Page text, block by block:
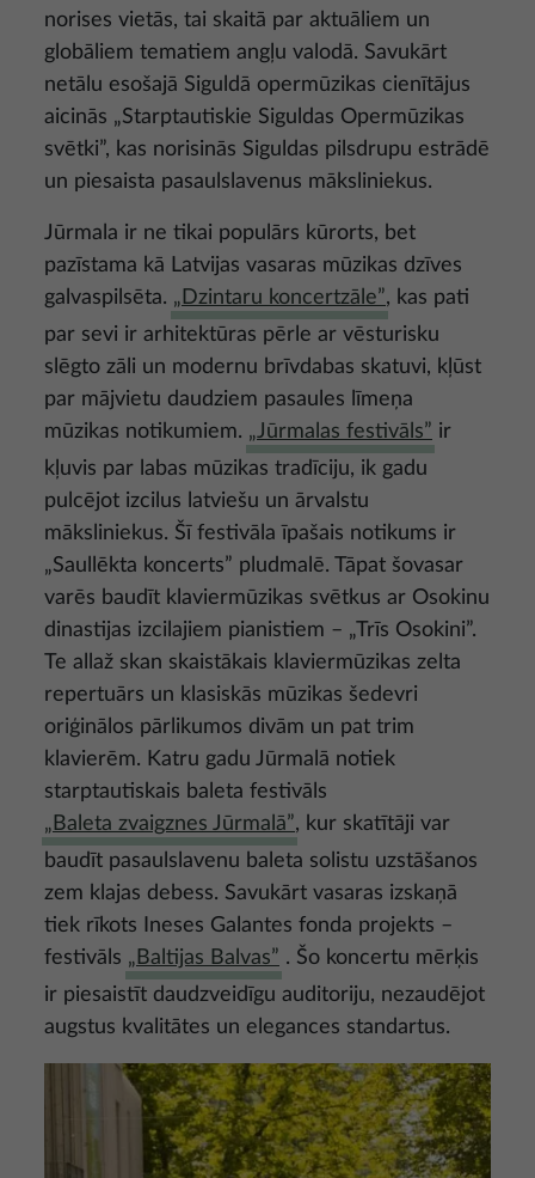
norises vietās, tai skaitā par aktuāliem un
globāliem tematiem angļu valodā. Savukārt
netālu esošajā Siguldā opermūzikas cienītājus
aicinās „Starptautiskie Siguldas Opermūzikas
svētki”, kas norisinās Siguldas pilsdrupu estrādē
un piesaista pasaulslavenus māksliniekus.
Jūrmala ir ne tikai populārs kūrorts, bet
pazīstama kā Latvijas vasaras mūzikas dzīves
galvaspilsēta. „Dzintaru koncertzāle”, kas pati
par sevi ir arhitektūras pērle ar vēsturisku
slēgto zāli un modernu brīvdabas skatuvi, kļūst
par mājvietu daudziem pasaules līmeņa
mūzikas notikumiem. „Jūrmalas festivāls” ir
kļuvis par labas mūzikas tradīciju, ik gadu
pulcējot izcilus latviešu un ārvalstu
māksliniekus. Šī festivāla īpašais notikums ir
„Saullēkta koncerts” pludmalē. Tāpat šovasar
varēs baudīt klaviermūzikas svētkus ar Osokinu
dinastijas izcilajiem pianistiem – „Trīs Osokini”.
Te allaž skan skaistākais klaviermūzikas zelta
repertuārs un klasiskās mūzikas šedevri
oriģinālos pārlikumos divām un pat trim
klavierēm. Katru gadu Jūrmalā notiek
starptautiskais baleta festivāls
„Baleta zvaigznes Jūrmalā”, kur skatītāji var
baudīt pasaulslavenu baleta solistu uzstāšanos
zem klajas debess. Savukārt vasaras izskaņā
tiek rīkots Ineses Galantes fonda projekts –
festivāls „Baltijas Balvas” . Šo koncertu mērķis
ir piesaistīt daudzveidīgu auditoriju, nezaudējot
augstus kvalitātes un elegances standartus.